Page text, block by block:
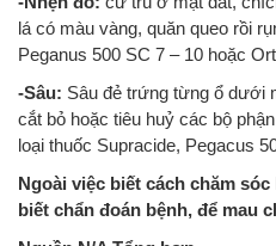
lá có màu vàng, quăn queo rồi
Peganus 500 SC 7 – 10 hoặc
-Sâu: Sâu đẻ trứng từng ổ dưới
cắt bỏ hoặc tiêu huỷ các bộ
loại thuốc Supracide, Pegacus
Ngoài việc biết cách chăm
biết chẩn đoán bệnh, để mau